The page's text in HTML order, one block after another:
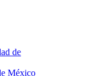
de
México